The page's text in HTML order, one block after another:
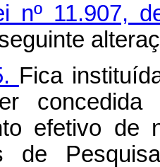
nº 11.907,
Fica
concedida
efetivo de
de